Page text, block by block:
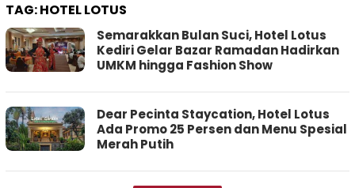
TAG:HOTEL LOTUS
Semarakkan Bulan Suci, Hotel Lotus
Kediri Gelar Bazar Ramadan Hadirkan
UMKM hingga Fashion Show
Dear Pecinta Staycation, Hotel Lotus
Ada Promo 25 Persen dan Menu Spesial
Merah Putih